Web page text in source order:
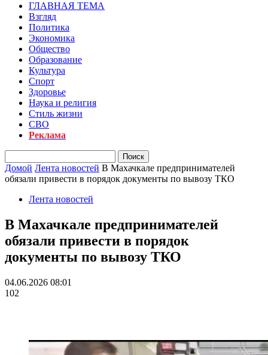
ГЛАВНАЯ ТЕМА
Взгляд
Политика
Экономика
Общество
Образование
Культура
Спорт
Здоровье
Наука и религия
Стиль жизни
СВО
Реклама
Домой Лента новостей В Махачкале предпринимателей
обязали привести в порядок документы по вывозу ТКО
Лента новостей
В Махачкале предпринимателей
обязали привести в порядок
документы по вывозу ТКО
04.06.2026 08:01
102